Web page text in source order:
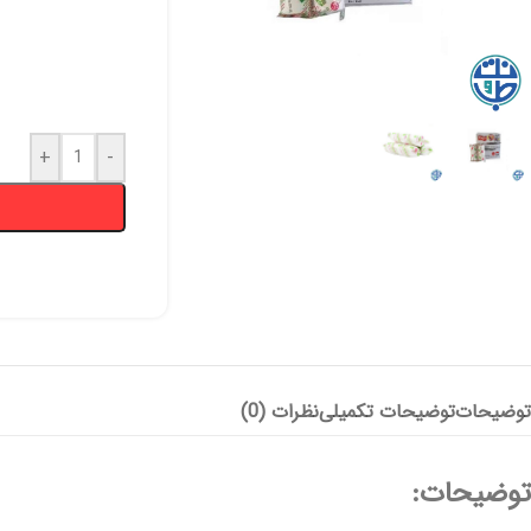
پانسمان آلژینات هیدروژل -
+
توضیحاتتوضیحات تکمیلینظرات (0)
توضیحات: